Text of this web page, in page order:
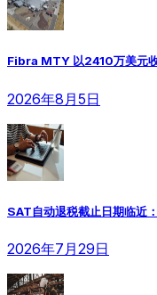
Fibra MTY 以2410万美元
2026年8月5日
SAT自动退税截止日期临近
2026年7月29日